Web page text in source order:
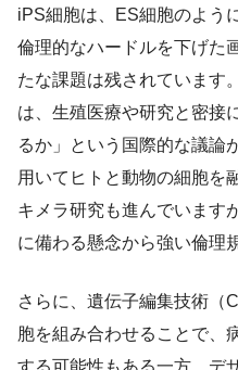
iPS細胞は、ES細胞のよう
倫理的なハードルを下げた
たな課題は残されています
は、生殖医療や研究と密接
るか」という国際的な議論
用いてヒトと動物の細胞を
キメラ研究も進んでいます
に備わる懸念から強い倫理
さらに、遺伝子編集技術（
胞を組み合わせることで、
する可能性もある一方、デ